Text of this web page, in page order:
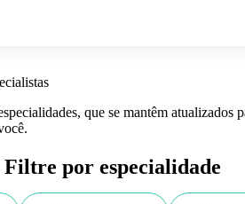
que se mantêm atualizados
Filtre por especialidade